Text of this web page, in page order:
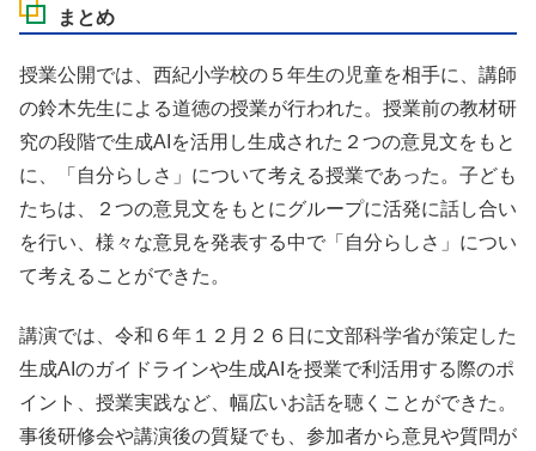
まとめ
授業公開では、西紀小学校の５年生の児童を相手に、講師
の鈴木先生による道徳の授業が行われた。授業前の教材研
究の段階で生成AIを活用し生成された２つの意見文をもと
に、「自分らしさ」について考える授業であった。子ども
たちは、２つの意見文をもとにグループに活発に話し合い
を行い、様々な意見を発表する中で「自分らしさ」につい
て考えることができた。
講演では、令和６年１２月２６日に文部科学省が策定した
生成AIのガイドラインや生成AIを授業で利活用する際のポ
イント、授業実践など、幅広いお話を聴くことができた。
事後研修会や講演後の質疑でも、参加者から意見や質問が